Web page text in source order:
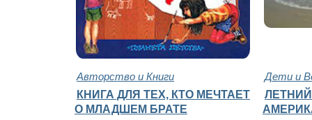
Авторство и Книги Дети и
КНИГА ДЛЯ ТЕХ, КТО МЕЧТАЕТ
О МЛАДШЕМ БРАТЕ